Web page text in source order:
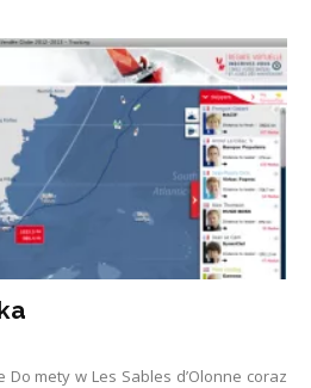
Do mety w Les Sables d’Olonne coraz